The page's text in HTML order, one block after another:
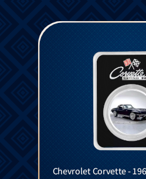
Chevrolet Corvette -